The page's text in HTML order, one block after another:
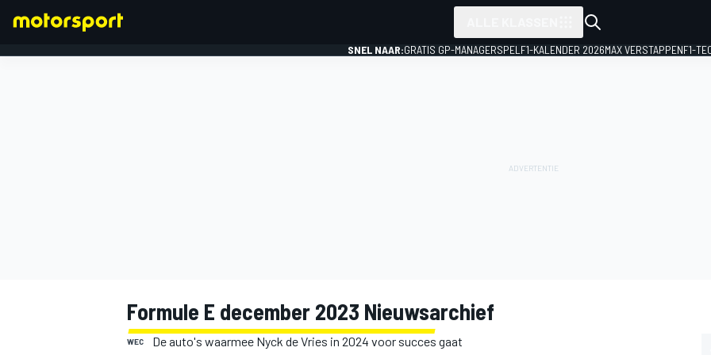
SNEL NAAR:GRATIS GP-MANAGERSPEL F1-KALENDER 2026MAX VERSTAPPENF1-
Formule E december 2023 Nieuwsarchief
WEC De auto's waarmee Nyck de Vries in 2024 voor succes gaat